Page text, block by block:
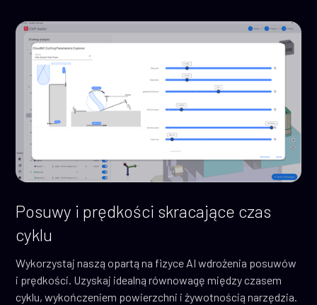
Posuwy i prędkości skracające czas
cyklu
Wykorzystaj naszą opartą na fizyce AI wdrożenia posuwów
i prędkości. Uzyskaj idealną równowagę między czasem
cyklu, wykończeniem powierzchni i żywotnością narzędzia.